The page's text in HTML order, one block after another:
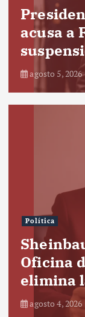
acusa a
agosto 5, 2026
Política
Oficina
elimina
agosto 4, 2026